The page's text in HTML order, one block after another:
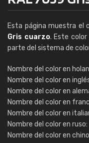
Esta página muestra el
Gris cuarzo. Este
parte del sistema de
Nombre del color en
Nombre del color en
Nombre del color en
Nombre del color en
Nombre del color en
Nombre del color en ruso:
Nombre del color en